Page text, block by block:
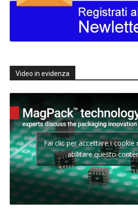
Video in evidenza
Fai clic per accettare i cookie
abilitare questo